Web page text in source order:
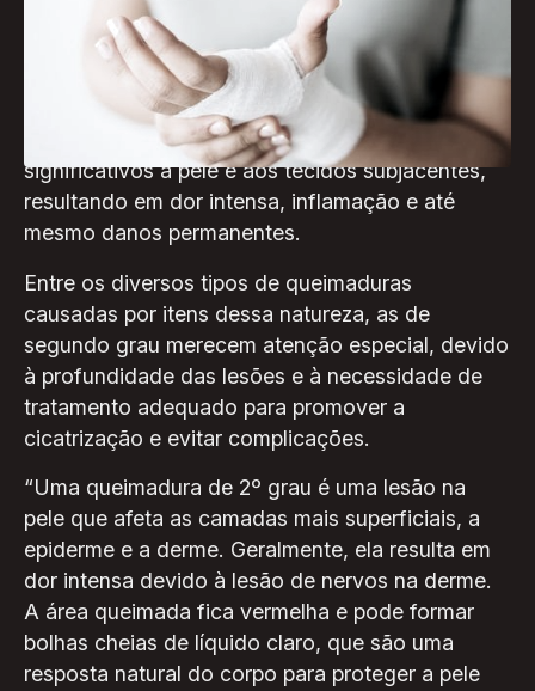
Esses são alguns dos produtos capazes de
causar queimaduras químicas tanto em
ambientes domésticos quanto profissionais. A
exposição a substâncias corrosivas, como
ácidos, bases ou solventes, podem causar danos
significativos à pele e aos tecidos subjacentes,
resultando em dor intensa, inflamação e até
mesmo danos permanentes.
Entre os diversos tipos de queimaduras
causadas por itens dessa natureza, as de
segundo grau merecem atenção especial, devido
à profundidade das lesões e à necessidade de
tratamento adequado para promover a
cicatrização e evitar complicações.
“Uma queimadura de 2º grau é uma lesão na
pele que afeta as camadas mais superficiais, a
epiderme e a derme. Geralmente, ela resulta em
dor intensa devido à lesão de nervos na derme.
A área queimada fica vermelha e pode formar
bolhas cheias de líquido claro, que são uma
resposta natural do corpo para proteger a pele